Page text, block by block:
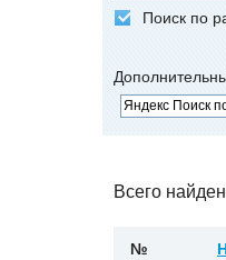
Поиск по
Всего
№